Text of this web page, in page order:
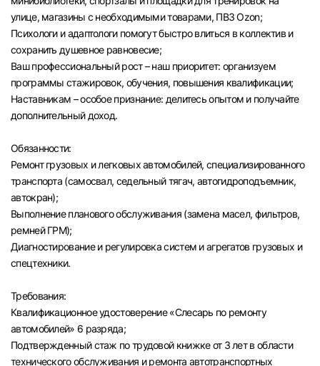
улице, магазины с необходимыми товарами, ПВЗ Ozon;
Психологи и адаптологи помогут быстро влиться в коллектив и
сохранить душевное равновесие;
Ваш профессиональный рост – наш приоритет: организуем
программы стажировок, обучения, повышения квалификации;
Наставникам – особое признание: делитесь опытом и получайте
дополнительный доход.
Обязанности:
Ремонт грузовых и легковых автомобилей, специализированного
транспорта (самосвал, седельный тягач, автогидроподъемник,
автокран);
Выполнение планового обслуживания (замена масел, фильтров,
ремней ГРМ);
Диагностирование и регулировка систем и агрегатов грузовых и
спецтехники.
Требования:
Квалификационное удостоверение «Слесарь по ремонту
автомобилей» 6 разряда;
Подтвержденный стаж по трудовой книжке от 3 лет в области
технического обслуживания и ремонта автотранспортных